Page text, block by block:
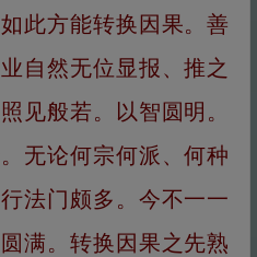
此方能转换因果。善
自然无位显报、推之
见般若。以智圆明。
无论何宗何派、何种
法门颇多。今不一一
满。转换因果之先熟